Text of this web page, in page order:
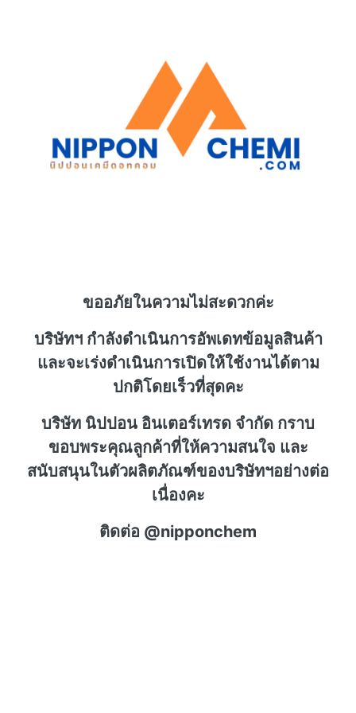
ขออภัยในความไม่สะดวกค่ะ
บริษัทฯ กำลังดำเนินการอัพเดทข้อมูลสินค้า
และจะเร่งดำเนินการเปิดให้ใช้งานได้ตาม
ปกติโดยเร็วที่สุดคะ
บริษัท นิปปอน อินเตอร์เทรด จำกัด กราบ
ขอบพระคุณลูกค้าที่ให้ความสนใจ และ
สนับสนุนในตัวผลิตภัณฑ์ของบริษัทฯอย่างต่อ
เนื่องคะ
ติดต่อ @nipponchem